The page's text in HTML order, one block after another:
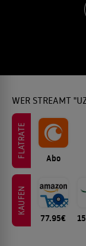
WER STREAMT
FLATRATE Abo
KAUFEN
77.95€